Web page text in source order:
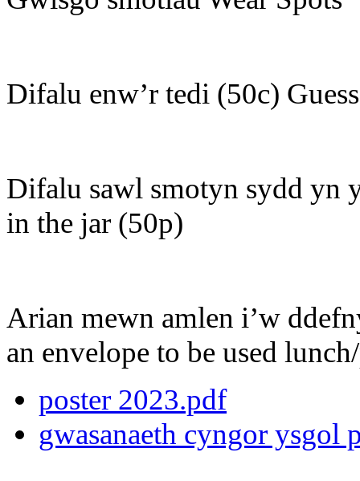
Difalu enw’r tedi (50c)
Difalu sawl smotyn sydd yn
in the jar (50p)
Arian mewn amlen i’w
an envelope to be used
poster 2023.pdf
gwasanaeth cyngor ysgol